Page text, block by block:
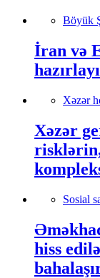
Böyük
İran və
Xəzər
Xəzər
Sosial
hiss